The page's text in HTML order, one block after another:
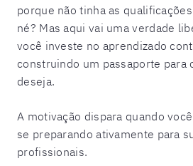
porque não tinha as
né? Mas aqui vai uma verdade
você investe no aprendizado
construindo um passaporte para
deseja.
A motivação dispara quando
se preparando ativamente para
profissionais.